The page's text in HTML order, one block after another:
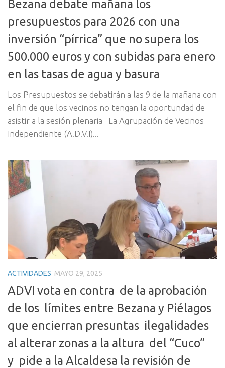
Bezana debate mañana los
presupuestos para 2026 con una
inversión “pírrica” que no supera los
500.000 euros y con subidas para enero
en las tasas de agua y basura
Los Presupuestos se debatirán a las 9 de la mañana con
el fin de que los vecinos no tengan la oportundad de
asistir a la sesión plenaria La Agrupación de Vecinos
Independiente (A.D.V.I)...
ACTIVIDADES MAYO 29, 2025
ADVI vota en contra de la aprobación
de los límites entre Bezana y Piélagos
que encierran presuntas ilegalidades
al alterar zonas a la altura del “Cuco”
y pide a la Alcaldesa la revisión de